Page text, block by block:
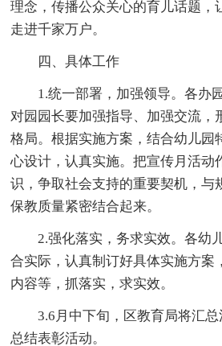
理念，传播公众关心的育儿话题，
走进千家万户。
四、具体工作
1.统一部署，加强领导。各办
对园园长要加强指导、加强交流，
格局。根据实施方案，结合幼儿园
心设计，认真实施。把宣传月活动
识，争取社会支持的重要契机，与
保教质量紧密结合起来。
2.强化落实，务求实效。各幼
合实际，认真制订好具体实施方案
内容等，抓落实，求实效。
3.6月中下旬，区教育局将汇
总结表彰活动。